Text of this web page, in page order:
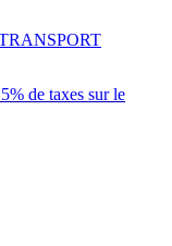
de taxes sur le